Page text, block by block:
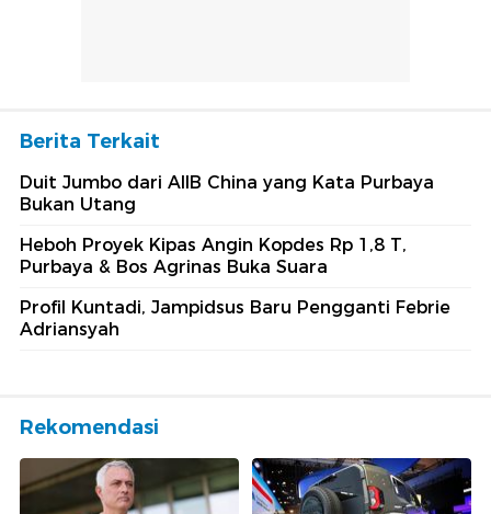
Berita Terkait
Duit Jumbo dari AIIB China yang Kata Purbaya
Bukan Utang
Heboh Proyek Kipas Angin Kopdes Rp 1,8 T,
Purbaya & Bos Agrinas Buka Suara
Profil Kuntadi, Jampidsus Baru Pengganti Febrie
Adriansyah
Rekomendasi